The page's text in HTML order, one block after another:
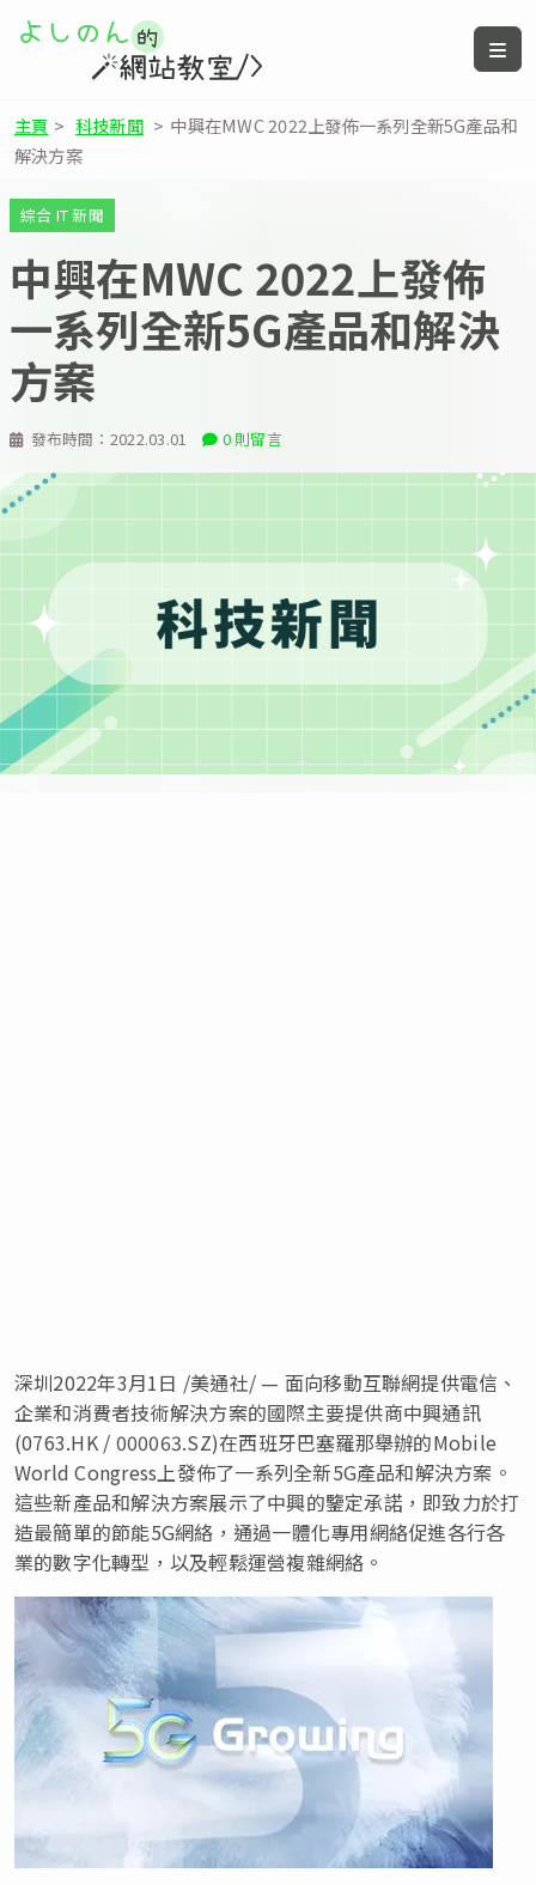
主頁 > 科技新聞 > 中興在MWC 2022上發佈一系列全新5G產品和
解決方案
發布時間： 2022.03.01 0 則留言
綜合 IT 新聞
中興在MWC 2022上發佈
一系列全新5G產品和解決
方案
深圳2022年3月1日 /美通社/ — 面向移動互聯網提供電信、
企業和消費者技術解決方案的國際主要提供商中興通訊
(0763.HK / 000063.SZ)在西班牙巴塞羅那舉辦的Mobile
World Congress上發佈了一系列全新5G產品和解決方案。
這些新產品和解決方案展示了中興的鑒定承諾，即致力於打
造最簡單的節能5G網絡，通過一體化專用網絡促進各行各
業的數字化轉型，以及輕鬆運營複雜網絡。